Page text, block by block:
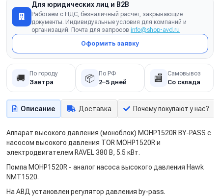
Для юридических лиц и B2B
Работаем с НДС, безналичный расчёт, закрывающие
документы. Индивидуальные условия для компаний и
организаций. Почта для запросов info@shop-avd.ru
Оформить заявку
🚚 По городу
Завтра 📦 По РФ
2–5 дней 🏬 Самовывоз
Со склада
Описание Доставка Почему покупают у нас?
Аппарат высокого давления (моноблок) MOHP1520R BY-PASS с
насосом высокого давления TOR MOHP1520R и
электродвигателем RAVEL 380 В, 5.5 кВт.
Помпа MOHP1520R - аналог насоса высокого давления Hawk
NMT1520.
На АВД установлен регулятор давления by-pass.